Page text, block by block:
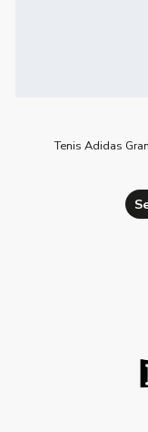
Tenis Adidas